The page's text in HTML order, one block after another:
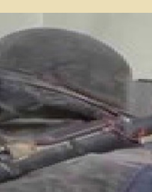
Tailleur de pierre
Jambage et linteau, fenêtre
Rénovation de façade en
Joints à la chaux
Terrasse, dallage en pierre
Restauration de château
Restauration de manoir